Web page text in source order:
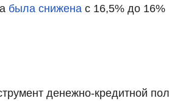
была снижена с 16,5% до 16%
денежно-кредитной